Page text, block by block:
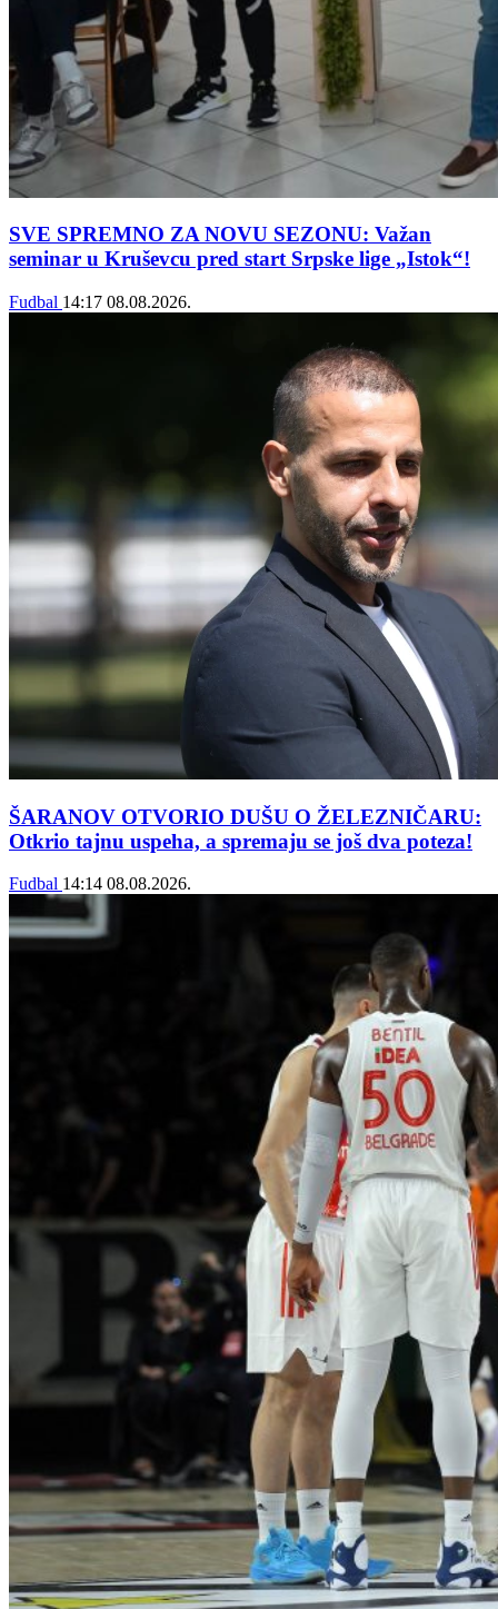
SVE SPREMNO ZA NOVU SEZONU: Važan
seminar u Kruševcu pred start Srpske lige „Istok“!
Fudbal 14:17 08.08.2026.
ŠARANOV OTVORIO DUŠU O ŽELEZNIČARU:
Otkrio tajnu uspeha, a spremaju se još dva poteza!
Fudbal 14:14 08.08.2026.